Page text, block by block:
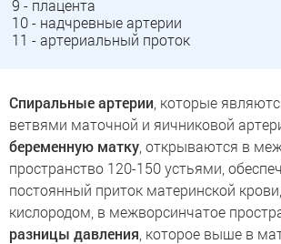
9 - плацента
10 - надчревные артерии
11 - артериальный проток
Спиральные артерии , которые
ветвями маточной и яичниковой
беременную матку , открываются в
пространство 120-150 устьями,
постоянный приток материнской
кислородом, в межворсинчатое
разницы давления , которое выше в